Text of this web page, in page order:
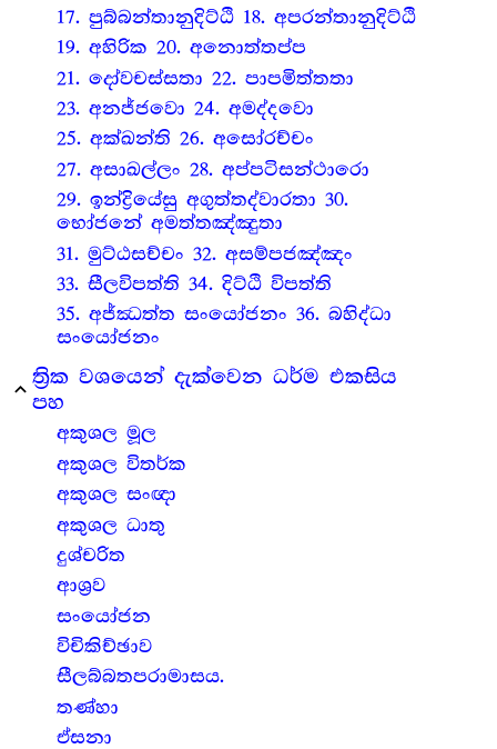
17. පුබ්බන්තානුදිට්ඨි 18. අපරන්තානුදිට්ඨි
19. අහිරික 20. අනොත්තප්ප
21. දෝවචස්සතා 22. පාපමිත්තතා
23. අනජ්ජවො 24. අමද්දවො
25. අක්ඛන්ති 26. අසෝරච්චං
27. අසාඛල්ලං 28. අප්පටිසන්ථාරො
29. ඉන්ද්‍රියේසු අගුත්තද්වාරතා 30.
භෝජනේ අමත්තඤ්ඤුතා
31. මුට්ඨසච්චං 32. අසම්පජඤ්ඤං
33. සීලවිපත්ති 34. දිට්ඨි විපත්ති
35. අජ්ඣත්ත සංයෝජනං 36. බහිද්ධා
සංයෝජනං
expand_less
ත්‍රික වශයෙන් දැක්වෙන ධර්ම එකසිය
පහ
අකුශල මූල
අකුශල විතර්ක
අකුශල සංඥා
අකුශල ධාතු
දුශ්චරිත
ආශ්‍ර‍ව
සංයෝජන
විචිකිච්ඡාව
සීලබ්බතපරාමාසය.
තණ්හා
ඒසනා